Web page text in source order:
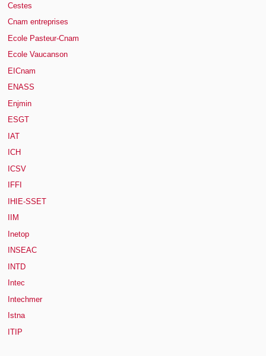
Cestes
Cnam entreprises
Ecole Pasteur-Cnam
Ecole Vaucanson
EICnam
ENASS
Enjmin
ESGT
IAT
ICH
ICSV
IFFI
IHIE-SSET
IIM
Inetop
INSEAC
INTD
Intec
Intechmer
Istna
ITIP